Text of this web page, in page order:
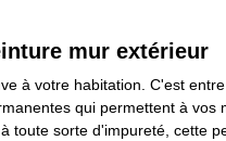
mur extérieur
à votre habitation. C'est
qui permettent à vos
toute sorte d'impureté, cette